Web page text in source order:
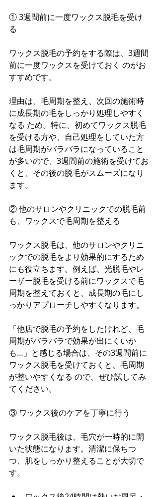
① 3週間前に一度ワックス脱毛を受け
る
ワックス脱毛の予約をする際は、3週間
前に一度ワックスを受けておく のがお
すすめです。
理由は、毛周期を整え、次回の施術時
に成長期の毛をしっかり処理しやすく
なる ため。特に、初めてワックス脱毛
を受ける方や、自己処理をしていた方
は毛周期がバラバラになっていること
が多いので、3週間前の施術を受けてお
くと、その後の脱毛がスムーズになり
ます。
② 他のサロンやクリニックでの脱毛前
も、ワックスで毛周期を整える
ワックス脱毛は、他のサロンやクリニ
ックでの脱毛をより効果的にするため
にも役立ちます。例えば、光脱毛やレ
ーザー脱毛を受ける前にワックスで毛
周期を整えておくと、成長期の毛にし
っかりアプローチしやすくなります。
「他店で脱毛の予約をしたけれど、毛
周期がバラバラで効果が出にくいか
も…」と感じる場合は、その3週間前に
ワックス脱毛を受けておくと、毛周期
が整いやすくなる ので、ぜひ試してみ
てください。
③ ワックス後のケアを丁寧に行う
ワックス脱毛後は、毛穴が一時的に開
いた状態になります。清潔に保ちつ
つ、肌をしっかり整えることが大切で
す。